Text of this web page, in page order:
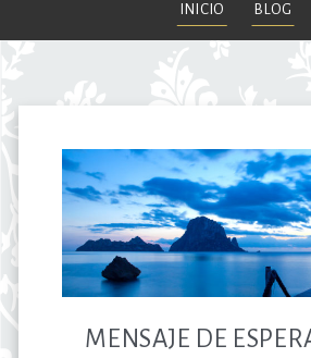
INICIO BLOG
MENSAJE DE